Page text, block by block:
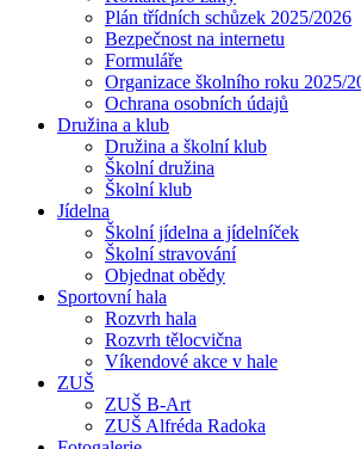
Plán třídních schůzek 2025/2026
Bezpečnost na internetu
Formuláře
Organizace školního roku 2025/
Ochrana osobních údajů
Družina a klub
Družina a školní klub
Školní družina
Školní klub
Jídelna
Školní jídelna a jídelníček
Školní stravování
Objednat obědy
Sportovní hala
Rozvrh hala
Rozvrh tělocvična
Víkendové akce v hale
ZUŠ
ZUŠ B-Art
ZUŠ Alfréda Radoka